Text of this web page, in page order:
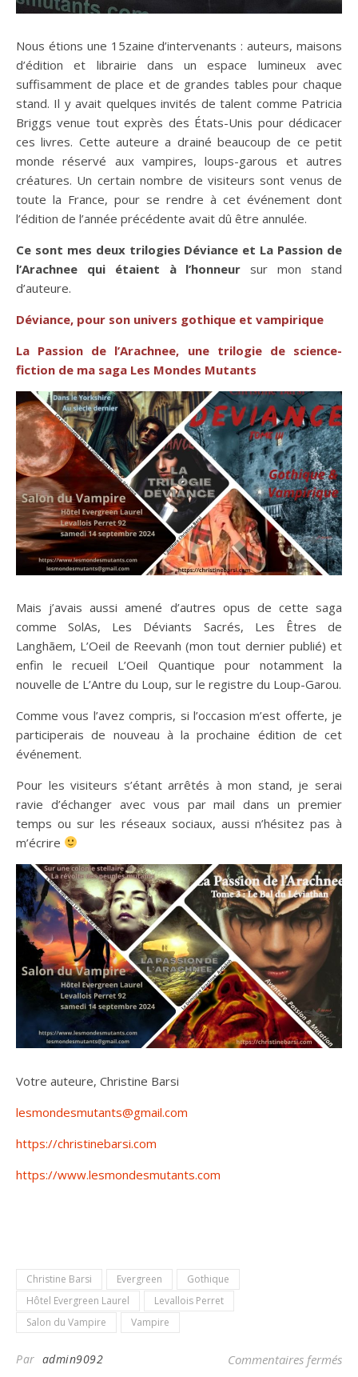
Nous étions une 15zaine d’intervenants : auteurs, maisons
d’édition et librairie dans un espace lumineux avec
suffisamment de place et de grandes tables pour chaque
stand. Il y avait quelques invités de talent comme Patricia
Briggs venue tout exprès des États-Unis pour dédicacer
ces livres. Cette auteure a drainé beaucoup de ce petit
monde réservé aux vampires, loups-garous et autres
créatures. Un certain nombre de visiteurs sont venus de
toute la France, pour se rendre à cet événement dont
l’édition de l’année précédente avait dû être annulée.
Ce sont mes deux trilogies Déviance et La Passion de
l’Arachnee qui étaient à l’honneur sur mon stand
d’auteure.
Déviance, pour son univers gothique et vampirique
La Passion de l’Arachnee, une trilogie de science-
fiction de ma saga Les Mondes Mutants
Mais j’avais aussi amené d’autres opus de cette saga
comme SolAs, Les Déviants Sacrés, Les Êtres de
Langhãem, L’Oeil de Reevanh (mon tout dernier publié) et
enfin le recueil L’Oeil Quantique pour notamment la
nouvelle de L’Antre du Loup, sur le registre du Loup-Garou.
Comme vous l’avez compris, si l’occasion m’est offerte, je
participerais de nouveau à la prochaine édition de cet
événement.
Pour les visiteurs s’étant arrêtés à mon stand, je serai
ravie d’échanger avec vous par mail dans un premier
temps ou sur les réseaux sociaux, aussi n’hésitez pas à
m’écrire
Votre auteure, Christine Barsi
lesmondesmutants@gmail.com
https://christinebarsi.com
https://www.lesmondesmutants.com
Christine Barsi Evergreen
Gothique
Hôtel Evergreen Laurel
Levallois Perret
Salon du Vampire
Vampire
Par admin9092 Commentaires fermés